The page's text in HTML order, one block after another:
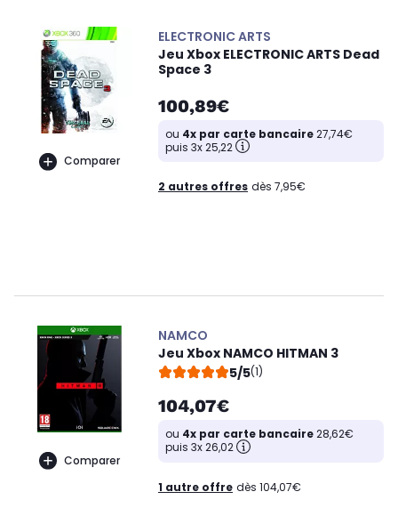
Comparer
ELECTRONIC ARTS
Jeu Xbox ELECTRONIC ARTS Dead
Space 3
100,89€
ou 4x par carte bancaire27,74€
puis 3x 25,22
2 autres offres dès 7,95€
Comparer
NAMCO
Jeu Xbox NAMCO HITMAN 3
5/5(1)
104,07€
ou 4x par carte bancaire28,62€
puis 3x 26,02
1 autre offre dès 104,07€